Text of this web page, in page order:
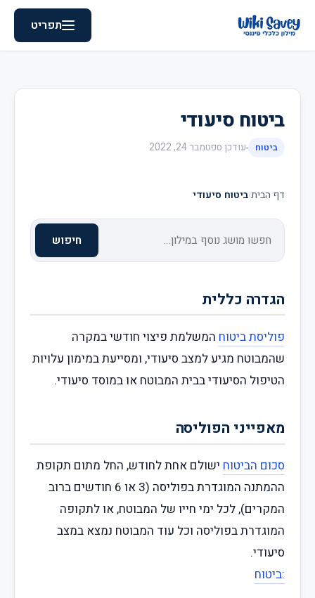
תפריט
ביטוח סיעודי
ביטוח עודכן ספטמבר 24, 2022
דף הבית›ביטוח סיעודי
חיפוש
הגדרה כללית
פוליסת ביטוח המשלמת פיצוי חודשי במקרה
שהמבוטח מגיע למצב סיעודי, ומסייעת במימון עלויות
הטיפול הסיעודי בבית המבוטח או במוסד סיעודי.
מאפייני הפוליסה
סכום הביטוח ישולם אחת לחודש, החל מתום תקופת
ההמתנה המוגדרת בפוליסה (3 או 6 חודשים ברוב
המקרים), לכל ימי חייו של המבוטח, או לתקופה
המוגדרת בפוליסה וכל עוד המבוטח נמצא במצב
סיעודי.
:ביטוח